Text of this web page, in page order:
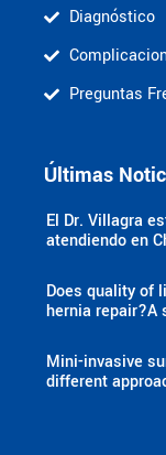
Diagnóstico
Preguntas
Últimas
El Dr. Villagra
atendiendo en
Does quality of
hernia repair?A
Mini-invasive
different